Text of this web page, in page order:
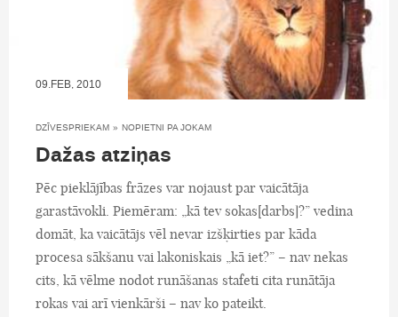
09.FEB, 2010
DZĪVESPRIEKAM » NOPIETNI PA JOKAM
Dažas atziņas
Pēc pieklājības frāzes var nojaust par vaicātāja
garastāvokli. Piemēram: „kā tev sokas[darbs]?” vedina
domāt, ka vaicātājs vēl nevar izšķirties par kāda
procesa sākšanu vai lakoniskais „kā iet?” – nav nekas
cits, kā vēlme nodot runāšanas stafeti cita runātāja
rokas vai arī vienkārši – nav ko pateikt.